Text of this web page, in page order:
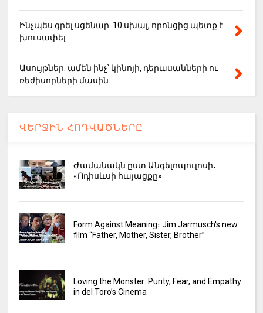
Ինչպես գրել սցենար. 10 սխալ, որոնցից պետք է
խուսափել
Ասույթներ. ամեն ինչ՝ կինոյի, դերասանների ու
ռեժիսորների մասին
ՎԵՐՋԻՆ ՀՈԴՎԱԾՆԵՐԸ
Ժամանակն ըստ Անգելոպուլոսի․
«Ոդիսևսի հայացքը»
Form Against Meaning։ Jim Jarmusch's new
film “Father, Mother, Sister, Brother”
Loving the Monster: Purity, Fear, and Empathy
in del Toro’s Cinema